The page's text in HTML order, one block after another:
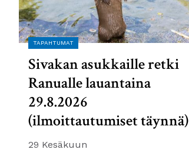
TAPAHTUMAT
Sivakan asukkaille retki
Ranualle lauantaina
29.8.2026
(ilmoittautumiset täynnä)
29 Kesäkuun